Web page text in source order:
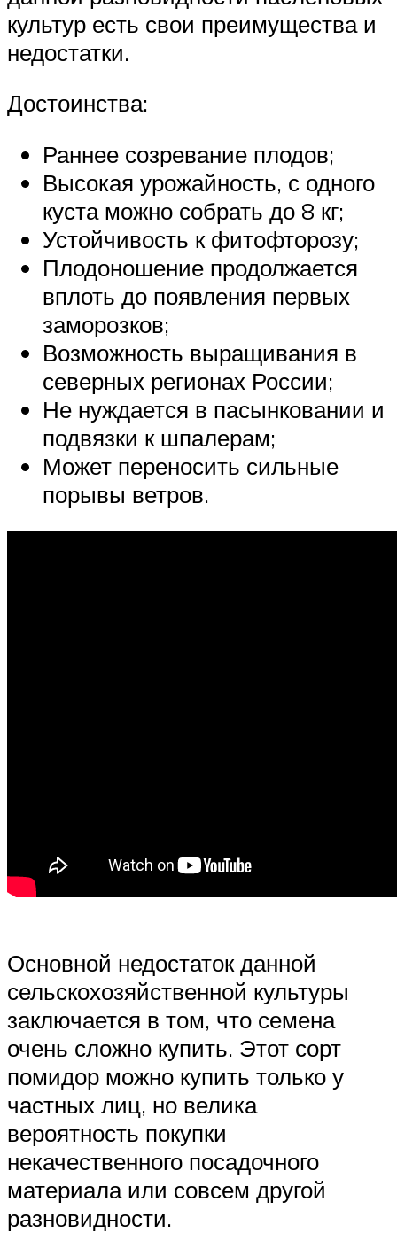
культур есть свои преимущества и
недостатки.
Достоинства:
Раннее созревание плодов;
Высокая урожайность, с одного
куста можно собрать до 8 кг;
Устойчивость к фитофторозу;
Плодоношение продолжается
вплоть до появления первых
заморозков;
Возможность выращивания в
северных регионах России;
Не нуждается в пасынковании и
подвязки к шпалерам;
Может переносить сильные
порывы ветров.
Основной недостаток данной
сельскохозяйственной культуры
заключается в том, что семена
очень сложно купить. Этот сорт
помидор можно купить только у
частных лиц, но велика
вероятность покупки
некачественного посадочного
материала или совсем другой
разновидности.